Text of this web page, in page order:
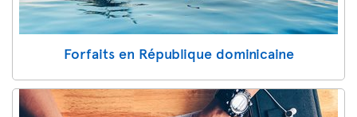
Forfaits en République dominicaine